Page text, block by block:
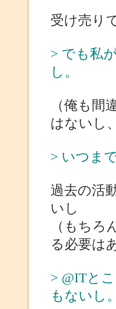
受け売り
> でも私
し。
（俺も
はないし、
> いつま
過去の活
いし
（もち
る必要は
> @ITと
もないし。